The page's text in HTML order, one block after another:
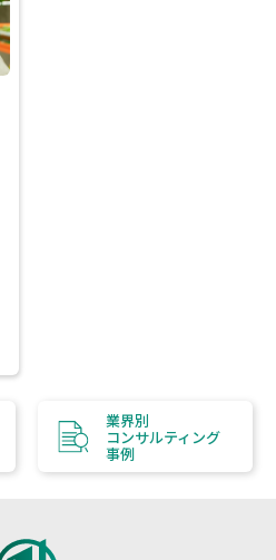
業界別
コンサルティング
事例